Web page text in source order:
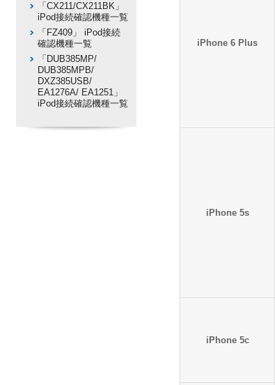
「CX211/CX211BK」
iPod接続確認機種一覧
「FZ409」 iPod接続
確認機種一覧
「DUB385MP/
DUB385MPB/
DXZ385USB/
EA1276A/ EA1251」
iPod接続確認機種一覧
iPhone 6 Plus
iPhone 5s
iPhone 5c